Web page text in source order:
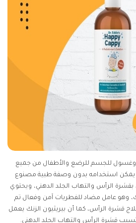
وغسول للجسم للرضع والأطفال من جميع
يمكن استخدامه بدون وصفة طبية مصنوع
الرأس والتهاب الجلد الدهني، ويحتوي
وهو عامل مضاد للفطريات آمن وفعال تم
قشرة الرأس، كما أن بيريثيون الزنك يعمل
قشرة الرأس والتهاب الجلد الدهني.